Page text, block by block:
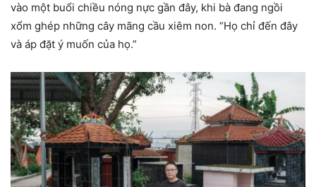
vào một buổi chiều nóng nực gần đây, khi bà đang ngồi
xổm ghép những cây mãng cầu xiêm non. “Họ chỉ đến đây
và áp đặt ý muốn của họ.”